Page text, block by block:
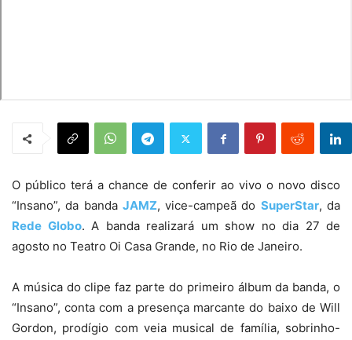
O público terá a chance de conferir ao vivo o novo disco
“Insano”, da banda JAMZ, vice-campeã do SuperStar, da
Rede Globo. A banda realizará um show no dia 27 de
agosto no Teatro Oi Casa Grande, no Rio de Janeiro.
A música do clipe faz parte do primeiro álbum da banda, o
“Insano”, conta com a presença marcante do baixo de Will
Gordon, prodígio com veia musical de família, sobrinho-